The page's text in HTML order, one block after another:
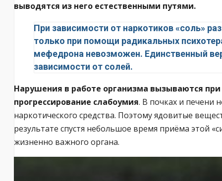
выводятся из него естественными путями.
При зависимости от наркотиков «соль»
только при помощи радикальных
мефедрона невозможен. Единственный
зависимости от солей.
Нарушения в работе организма вызываются
прогрессирование слабоумия. В почках и печени
наркотического средства. Поэтому ядовитые
результате спустя небольшое время приёма этой
жизненно важного органа.